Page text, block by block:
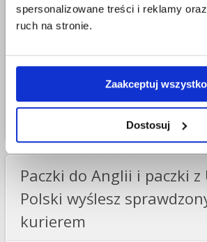
spersonalizowane treści i reklamy
ruch na stronie.
Zaakceptuj wszystko
Dostosuj
Najtańsza paczka do Anglii o wadze 30 kg
w UPS. Kurier DHL to koszt 206,89 zł, a
traktowania paczek powyżej 25 kg jako
się z dodatkowymi opłatami.
Sprawdź ceny paczki do Anglii w 2026 roku
Paczki do Anglii i paczki z
Polski wyślesz
kurierem